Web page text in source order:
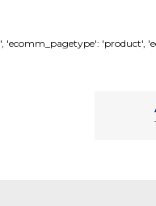
Bu
', 'ecomm_pagetype': 'product',